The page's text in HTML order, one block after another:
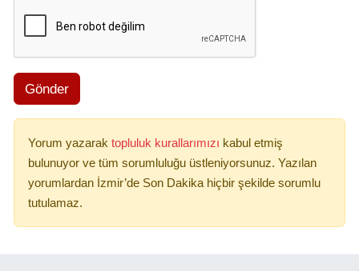
Gönder
Yorum yazarak topluluk kurallarımızı kabul etmiş
bulunuyor ve tüm sorumluluğu üstleniyorsunuz. Yazılan
yorumlardan İzmir’de Son Dakika hiçbir şekilde sorumlu
tutulamaz.